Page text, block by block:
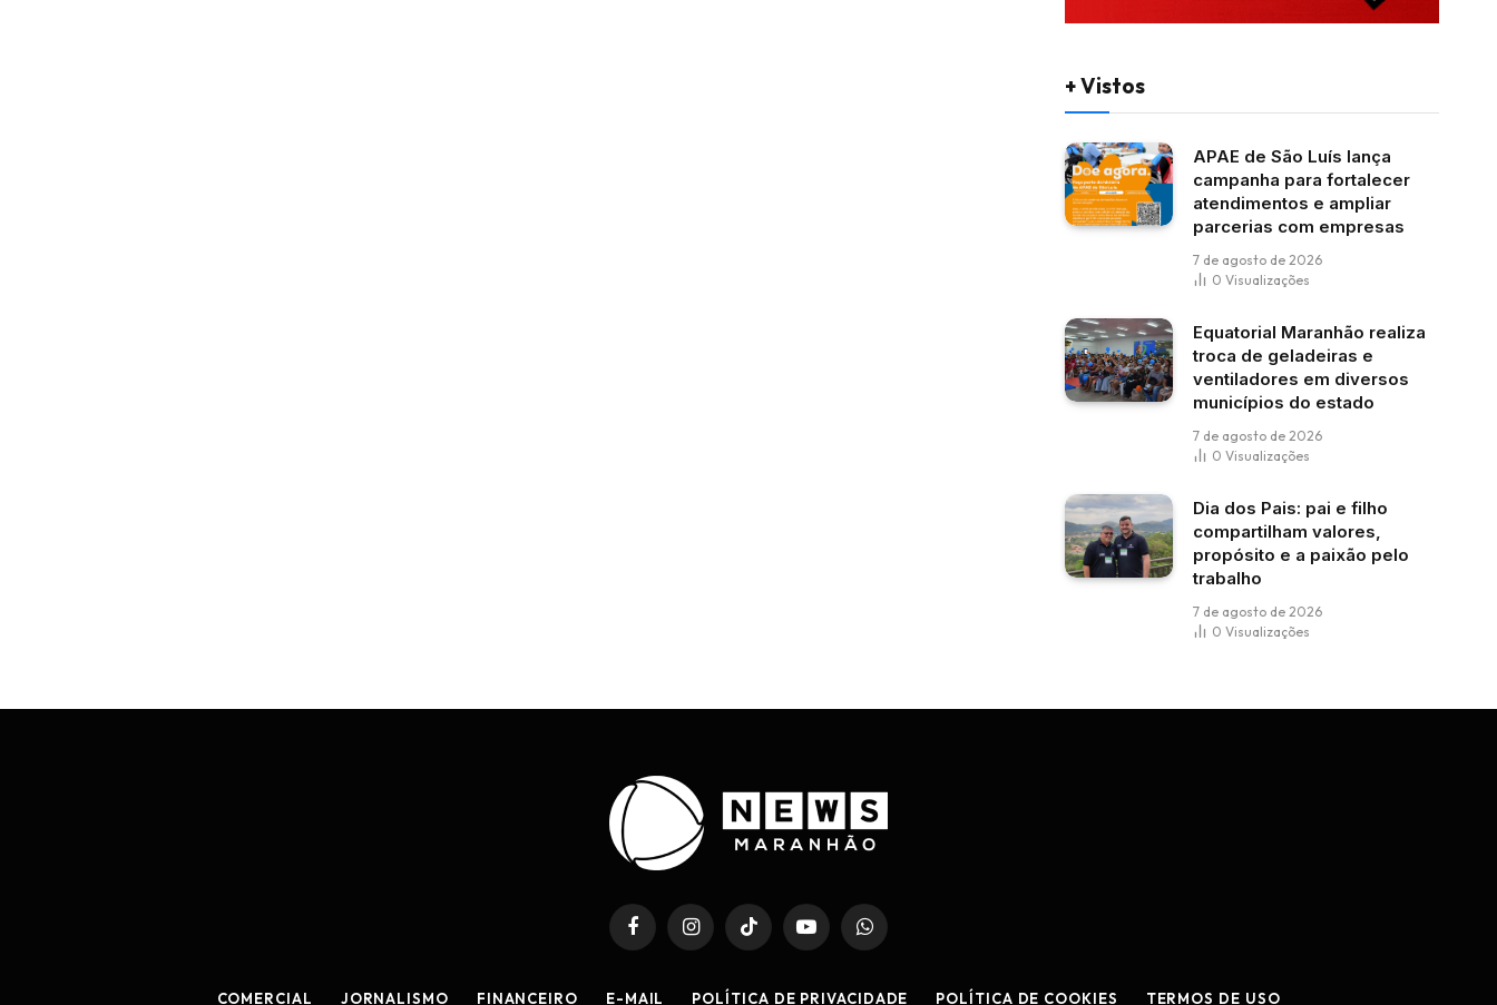
+ Vistos
APAE de São Luís lança
campanha para fortalecer
atendimentos e ampliar
parcerias com empresas
7 de agosto de 2026
0 Visualizações
Equatorial Maranhão realiza
troca de geladeiras e
ventiladores em diversos
municípios do estado
7 de agosto de 2026
0 Visualizações
Dia dos Pais: pai e filho
compartilham valores,
propósito e a paixão pelo
trabalho
7 de agosto de 2026
0 Visualizações
FacebookInstagramTikTok YouTubeWhatsApp
COMERCIAL JORNALISMO FINANCEIRO E-MAIL POLÍTICA DE PRIVACIDADE POLÍTICA DE COOKIES TERMOS DE USO